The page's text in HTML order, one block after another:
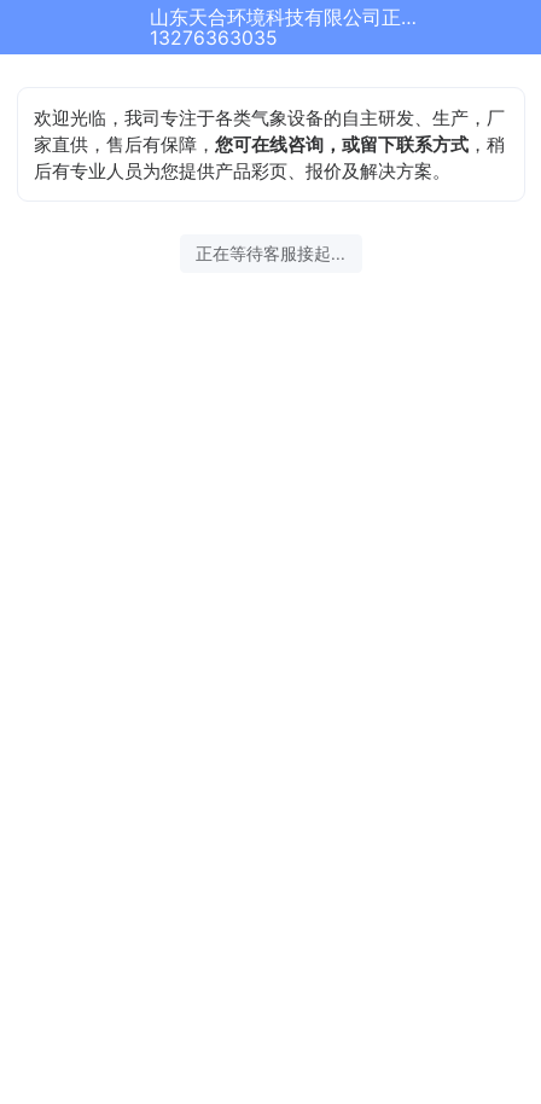
山东天合环境科技有限公司正在为您服务
13276363035
欢迎光临，我司专注于各类气象设备的自主研发、生产，厂
家直供，售后有保障，您可在线咨询，或留下联系方式 ，稍
后有专业人员为您提供产品彩页、报价及解决方案。
正在等待客服接起...